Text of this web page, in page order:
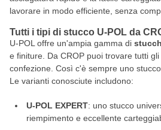
lavorare in modo efficiente, senza
Tutti i tipi di stucco U-POL da
U-POL offre un'ampia gamma di
e finiture. Da CROP puoi trovare tutti
confezione. Così c'è sempre uno
Le varianti conosciute includono:
U-POL EXPERT: uno stucco
riempimento e eccellente